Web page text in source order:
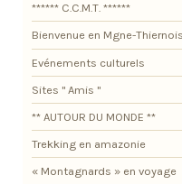
****** C.C.M.T. ******
Bienvenue en Mgne-
Evénements culturels
Sites " Amis "
** AUTOUR DU MONDE **
Trekking en amazonie
« Montagnards » en voyage